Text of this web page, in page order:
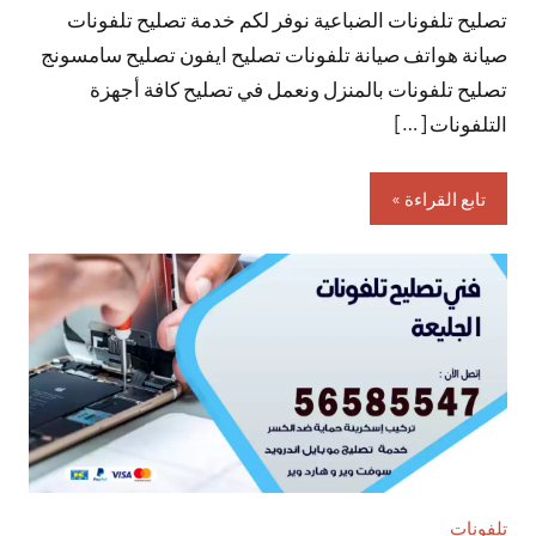
تعليقات
تصليح تلفونات الضباعية نوفر لكم خدمة تصليح تلفونات
صيانة هواتف صيانة تلفونات تصليح ايفون تصليح سامسونج
تصليح تلفونات بالمنزل ونعمل في تصليح كافة أجهزة
التلفونات […]
تابع القراءة
تلفونات